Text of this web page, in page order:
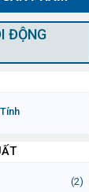
ĐỘNG
(2)